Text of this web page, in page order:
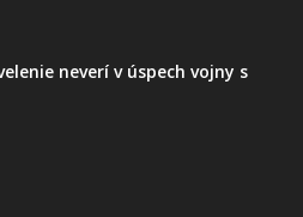
neverí v úspech vojny s